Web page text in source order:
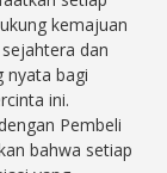
kemajuan
dan
nyata bagi
ini.
Pembeli
bahwa setiap